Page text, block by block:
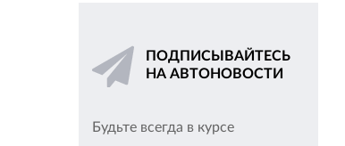
ПОДПИСЫВАЙТЕСЬ
НА АВТОНОВОСТИ
Будьте всегда в курсе